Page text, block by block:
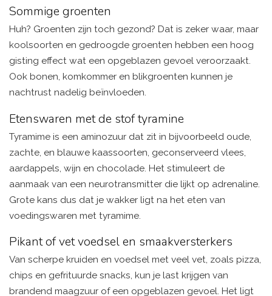
Sommige groenten
Huh? Groenten zijn toch gezond? Dat is zeker waar, maar
koolsoorten en gedroogde groenten hebben een hoog
gisting effect wat een opgeblazen gevoel veroorzaakt.
Ook bonen, komkommer en blikgroenten kunnen je
nachtrust nadelig beïnvloeden.
Etenswaren met de stof tyramine
Tyramime is een aminozuur dat zit in bijvoorbeeld oude,
zachte, en blauwe kaassoorten, geconserveerd vlees,
aardappels, wijn en chocolade. Het stimuleert de
aanmaak van een neurotransmitter die lijkt op adrenaline.
Grote kans dus dat je wakker ligt na het eten van
voedingswaren met tyramime.
Pikant of vet voedsel en smaakversterkers
Van scherpe kruiden en voedsel met veel vet, zoals pizza,
chips en gefrituurde snacks, kun je last krijgen van
brandend maagzuur of een opgeblazen gevoel. Het ligt